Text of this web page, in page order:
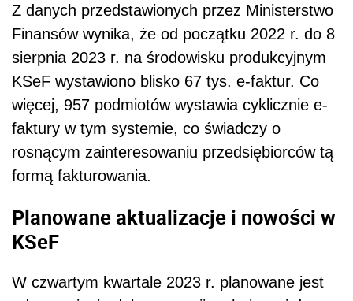
Z danych przedstawionych przez Ministerstwo
Finansów wynika, że od początku 2022 r. do 8
sierpnia 2023 r. na środowisku produkcyjnym
KSeF wystawiono blisko 67 tys. e-faktur. Co
więcej, 957 podmiotów wystawia cyklicznie e-
faktury w tym systemie, co świadczy o
rosnącym zainteresowaniu przedsiębiorców tą
formą fakturowania.
Planowane aktualizacje i nowości w
KSeF
W czwartym kwartale 2023 r. planowane jest